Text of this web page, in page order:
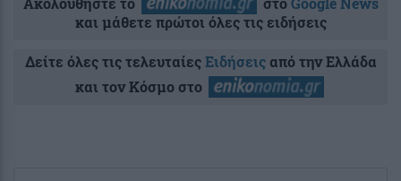
και μάθετε πρώτοι όλες τις ειδήσεις
Δείτε όλες τις τελευταίεςΕιδήσειςαπό την Ελλάδα
και τον Κόσμο στο